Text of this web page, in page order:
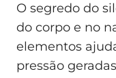
O segredo do
do corpo e no
elementos
pressão